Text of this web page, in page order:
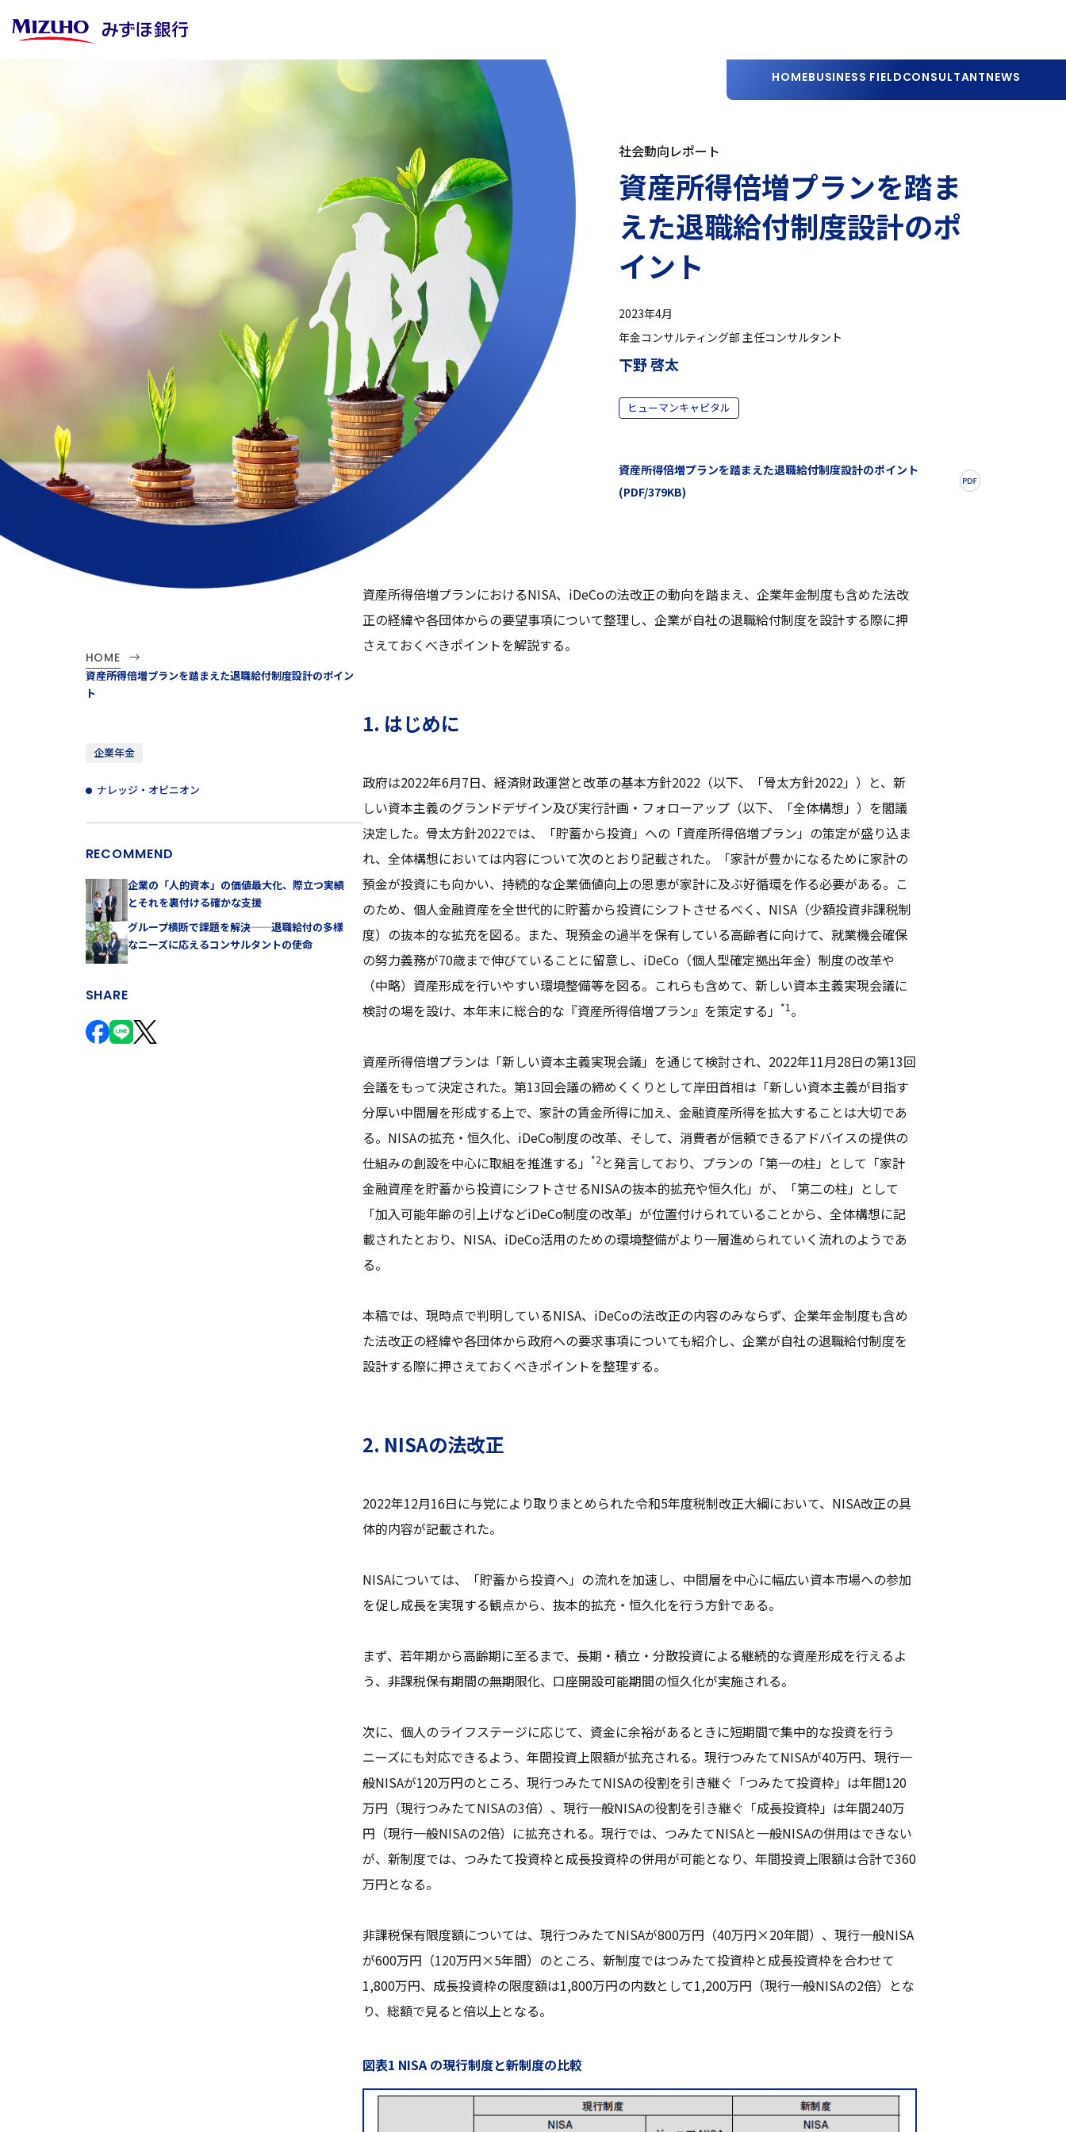
HOMEBUSINESS FIELDCONSULTANTNEWS
社会動向レポート
資産所得倍増プランを踏ま
えた退職給付制度設計のポ
イント
2023年4月
年金コンサルティング部 主任コンサルタント
下野 啓太
ヒューマンキャピタル
資産所得倍増プランを踏まえた退職給付制度設計のポイント
(PDF/379KB)
HOME
資産所得倍増プランを踏まえた退職給付制度設計のポイン
ト
企業年金
ナレッジ・オピニオン
RECOMMEND
企業の「人的資本」の価値最大化、際立つ実績
とそれを裏付ける確かな支援
グループ横断で課題を解決——退職給付の多様
なニーズに応えるコンサルタントの使命
SHARE
資産所得倍増プランにおけるNISA、iDeCoの法改正の動向を踏まえ、企業年金制度も含めた法改
正の経緯や各団体からの要望事項について整理し、企業が自社の退職給付制度を設計する際に押
さえておくべきポイントを解説する。
1. はじめに
政府は2022年6月7日、経済財政運営と改革の基本方針2022（以下、「骨太方針2022」）と、新
しい資本主義のグランドデザイン及び実行計画・フォローアップ（以下、「全体構想」）を閣議
決定した。骨太方針2022では、「貯蓄から投資」への「資産所得倍増プラン」の策定が盛り込ま
れ、全体構想においては内容について次のとおり記載された。「家計が豊かになるために家計の
預金が投資にも向かい、持続的な企業価値向上の恩恵が家計に及ぶ好循環を作る必要がある。こ
のため、個人金融資産を全世代的に貯蓄から投資にシフトさせるべく、NISA（少額投資非課税制
度）の抜本的な拡充を図る。また、現預金の過半を保有している高齢者に向けて、就業機会確保
の努力義務が70歳まで伸びていることに留意し、iDeCo（個人型確定拠出年金）制度の改革や
（中略）資産形成を行いやすい環境整備等を図る。これらも含めて、新しい資本主義実現会議に
検討の場を設け、本年末に総合的な『資産所得倍増プラン』を策定する」
*1 。
資産所得倍増プランは「新しい資本主義実現会議」を通じて検討され、2022年11月28日の第13回
会議をもって決定された。第13回会議の締めくくりとして岸田首相は「新しい資本主義が目指す
分厚い中間層を形成する上で、家計の賃金所得に加え、金融資産所得を拡大することは大切であ
る。NISAの拡充・恒久化、iDeCo制度の改革、そして、消費者が信頼できるアドバイスの提供の
仕組みの創設を中心に取組を推進する」
*2と発言しており、プランの「第一の柱」として「家計
金融資産を貯蓄から投資にシフトさせるNISAの抜本的拡充や恒久化」が、「第二の柱」として
「加入可能年齢の引上げなどiDeCo制度の改革」が位置付けられていることから、全体構想に記
載されたとおり、NISA、iDeCo活用のための環境整備がより一層進められていく流れのようであ
る。
本稿では、現時点で判明しているNISA、iDeCoの法改正の内容のみならず、企業年金制度も含め
た法改正の経緯や各団体から政府への要求事項についても紹介し、企業が自社の退職給付制度を
設計する際に押さえておくべきポイントを整理する。
2. NISAの法改正
2022年12月16日に与党により取りまとめられた令和5年度税制改正大綱において、NISA改正の具
体的内容が記載された。
NISAについては、「貯蓄から投資へ」の流れを加速し、中間層を中心に幅広い資本市場への参加
を促し成長を実現する観点から、抜本的拡充・恒久化を行う方針である。
まず、若年期から高齢期に至るまで、長期・積立・分散投資による継続的な資産形成を行えるよ
う、非課税保有期間の無期限化、口座開設可能期間の恒久化が実施される。
次に、個人のライフステージに応じて、資金に余裕があるときに短期間で集中的な投資を行う
ニーズにも対応できるよう、年間投資上限額が拡充される。現行つみたてNISAが40万円、現行一
般NISAが120万円のところ、現行つみたてNISAの役割を引き継ぐ「つみたて投資枠」は年間120
万円（現行つみたてNISAの3倍）、現行一般NISAの役割を引き継ぐ「成長投資枠」は年間240万
円（現行一般NISAの2倍）に拡充される。現行では、つみたてNISAと一般NISAの併用はできない
が、新制度では、つみたて投資枠と成長投資枠の併用が可能となり、年間投資上限額は合計で360
万円となる。
非課税保有限度額については、現行つみたてNISAが800万円（40万円×20年間）、現行一般NISA
が600万円（120万円×5年間）のところ、新制度ではつみたて投資枠と成長投資枠を合わせて
1,800万円、成長投資枠の限度額は1,800万円の内数として1,200万円（現行一般NISAの2倍）とな
り、総額で見ると倍以上となる。
図表1 NISA の現行制度と新制度の比較